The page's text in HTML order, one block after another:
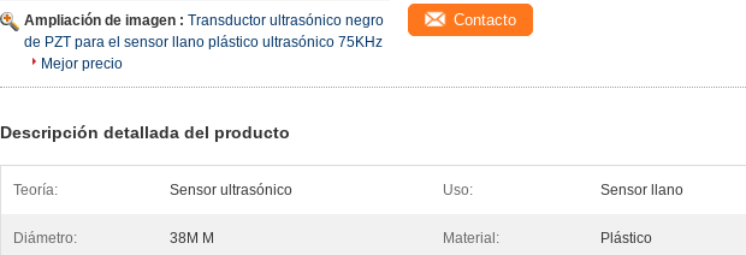
Ampliación de imagen : Transductor ultrasónico negro
de PZT para el sensor llano plástico ultrasónico 75KHz
Mejor precio
Contacto
Descripción detallada del producto
Teoría: Sensor ultrasónico Uso: Sensor llano
Diámetro: 38M M Material: Plástico